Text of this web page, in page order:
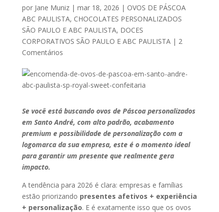
por Jane Muniz| mar 18, 2026 | OVOS DE PÁSCOA
ABC PAULISTA, CHOCOLATES PERSONALIZADOS
SÃO PAULO E ABC PAULISTA, DOCES
CORPORATIVOS SÃO PAULO E ABC PAULISTA| 2
Comentários
Se você está buscando ovos de Páscoa personalizados
em Santo André, com alto padrão, acabamento
premium e possibilidade de personalização com a
logomarca da sua empresa, este é o momento ideal
para garantir um presente que realmente gera
impacto.
A tendência para 2026 é clara: empresas e famílias
estão priorizando presentes afetivos + experiência
+ personalização. E é exatamente isso que os ovos